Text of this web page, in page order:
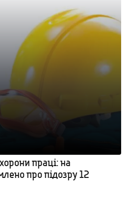
праці: на
про підозру 12